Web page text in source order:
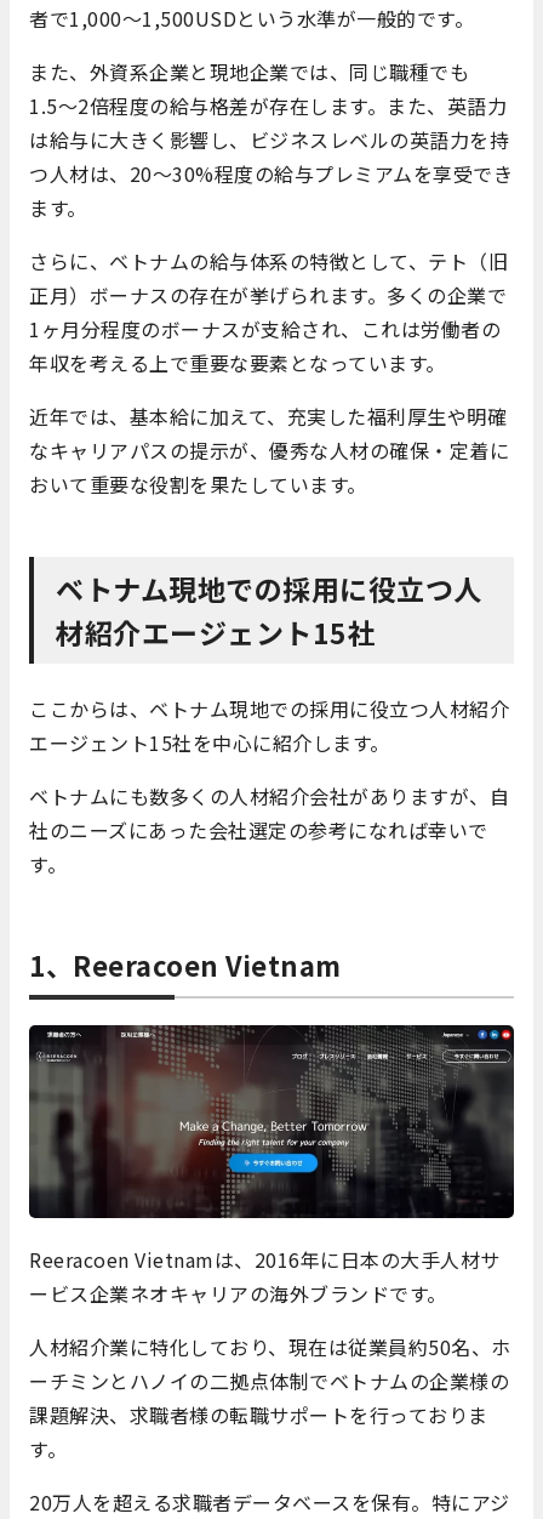
者で1,000〜1,500USDという水準が一般的です。
また、外資系企業と現地企業では、同じ職種でも
1.5〜2倍程度の給与格差が存在します。また、英語力
は給与に大きく影響し、ビジネスレベルの英語力を持
つ人材は、20〜30%程度の給与プレミアムを享受でき
ます。
さらに、ベトナムの給与体系の特徴として、テト（旧
正月）ボーナスの存在が挙げられます。多くの企業で
1ヶ月分程度のボーナスが支給され、これは労働者の
年収を考える上で重要な要素となっています。
近年では、基本給に加えて、充実した福利厚生や明確
なキャリアパスの提示が、優秀な人材の確保・定着に
おいて重要な役割を果たしています。
ベトナム現地での採用に役立つ人
材紹介エージェント15社
ここからは、ベトナム現地での採用に役立つ人材紹介
エージェント15社を中心に紹介します。
ベトナムにも数多くの人材紹介会社がありますが、自
社のニーズにあった会社選定の参考になれば幸いで
す。
1、Reeracoen Vietnam
Reeracoen Vietnamは、2016年に日本の大手人材サ
ービス企業ネオキャリアの海外ブランドです。
人材紹介業に特化しており、現在は従業員約50名、ホ
ーチミンとハノイの二拠点体制でベトナムの企業様の
課題解決、求職者様の転職サポートを行っておりま
す。
20万人を超える求職者データベースを保有。特にアジ